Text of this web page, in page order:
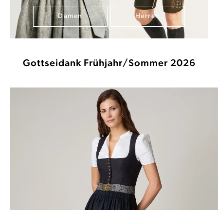
Damen Herren
Gottseidank Frühjahr/Sommer 2026